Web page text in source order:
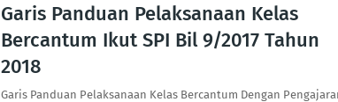
Garis Panduan Pelaksanaan Kelas
Bercantum Ikut SPI Bil 9/2017 Tahun
2018
Garis Panduan Pelaksanaan Kelas Bercantum Dengan